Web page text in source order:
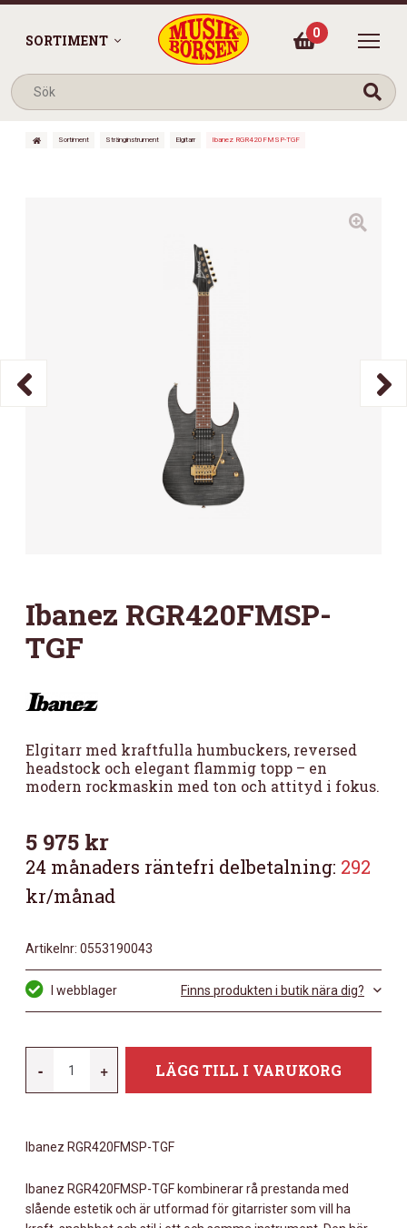
SORTIMENT 0
Sortiment Stränginstrument Elgitarr Ibanez RGR420FMSP-TGF
Ibanez RGR420FMSP-
TGF
Elgitarr med kraftfulla humbuckers, reversed
headstock och elegant flammig topp – en
modern rockmaskin med ton och attityd i fokus.
5 975 kr
24 månaders räntefri delbetalning: 292
kr/månad
Artikelnr: 0553190043
I webblager Finns produkten i butik nära dig?
-
RGR420FMSP-
+ LÄGG TILL I VARUKORG
Ibanez RGR420FMSP-TGF
Ibanez RGR420FMSP-TGF kombinerar rå prestanda med
slående estetik och är utformad för gitarrister som vill ha